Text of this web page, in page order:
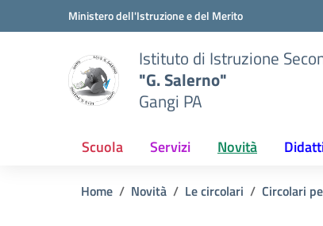
Vai ai contenuti
Vai al menu di navigazioneMinistero dell'Istruzione e del Merito
Istituto di Istruzione
"G. Salerno"
Gangi PA
Scuola Servizi Novità
Home Novità Le circolari Circolari